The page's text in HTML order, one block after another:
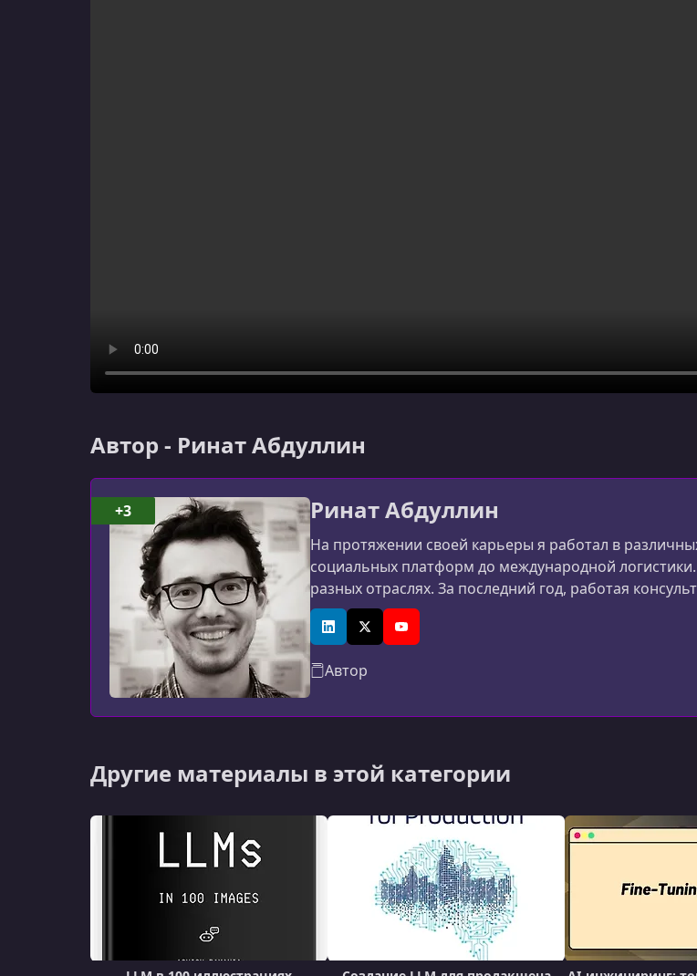
Автор - Ринат Абдуллин
Ринат Абдуллин
На протяжении своей карьеры я работал в
социальных платформ до международной
разных отраслях. За последний год, работая
возможностей ИИ можно усиливать бизнес и решать
LinkedInX (Twitter)YouTube
Автор
+3
Другие материалы в этой категории